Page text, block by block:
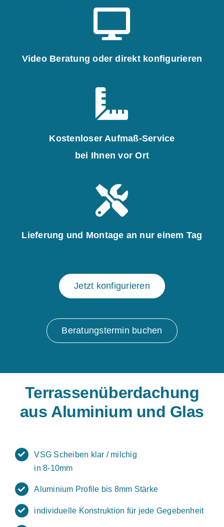
Video Beratung oder direkt konfigurieren
Kostenloser Aufmaß-Service
bei Ihnen vor Ort
Lieferung und Montage an nur einem Tag
Jetzt konfigurieren
Beratungstermin buchen
Terrassenüberdachung
aus Aluminium und Glas
VSG Scheiben klar / milchig
in 8-10mm
Aluminium Profile bis 8mm Stärke
individuelle Konstruktion für jede Gegebenheit